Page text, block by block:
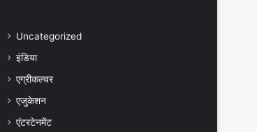
Uncategorized
इंडिया
एग्रीकल्चर
एजुकेशन
एंटरटेनमेंट